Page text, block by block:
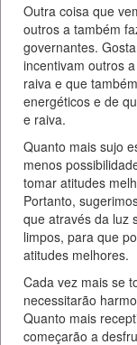
Outra coisa que
outros a também
governantes.
incentivam outros
raiva e que
energéticos e de
e raiva.
Quanto mais sujo
menos
tomar atitudes
Portanto,
que através da luz
limpos, para que
atitudes melhores.
Cada vez mais se
necessitarão
Quanto mais
começarão a